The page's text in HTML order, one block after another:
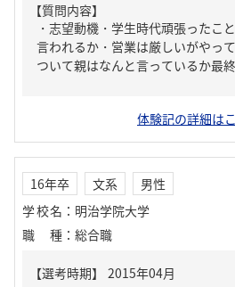
【質問内容】
・志望動機・学生時代頑張ったこ
言われるか・営業は厳しいがやっ
ついて親はなんと言っているか最
体験記の詳細は
16年卒 文系
男性
学校名 ： 明治学院大学
職種 ： 総合職